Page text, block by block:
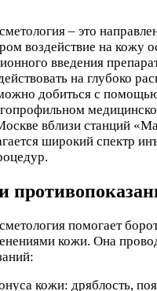
– это
воздействие на кожу
введения
на глубоко
добиться с
вблизи станций
широкий спектр
помогает
кожи. Она
кожи: дряблость,